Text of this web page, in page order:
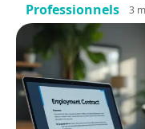
Professionnels 3